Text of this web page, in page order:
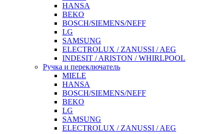
HANSA
BEKO
BOSCH/SIEMENS/NEFF
LG
SAMSUNG
ELECTROLUX / ZANUSSI / AEG
INDESIT / ARISTON / WHIRLPOOL
Ручка и переключатель
MIELE
HANSA
BOSCH/SIEMENS/NEFF
BEKO
LG
SAMSUNG
ELECTROLUX / ZANUSSI / AEG